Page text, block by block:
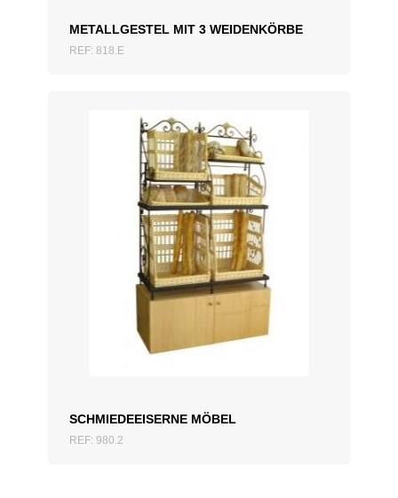
METALLGESTEL MIT 3 WEIDENKÖRBE
REF: 818.E
SCHMIEDEEISERNE MÖBEL
REF: 980.2
ZUM ANGEBOT HINZUFÜGEN